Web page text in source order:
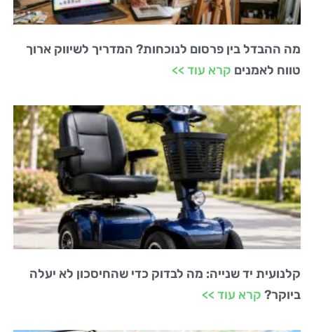
מה ההבדל בין פרסום לנוכחות? המדריך לשיווק ארוך
טווח לאמנים קרא עוד >>
קלנועית יד שנייה: מה לבדוק כדי שהחיסכון לא יעלה
ביוקר? קרא עוד >>